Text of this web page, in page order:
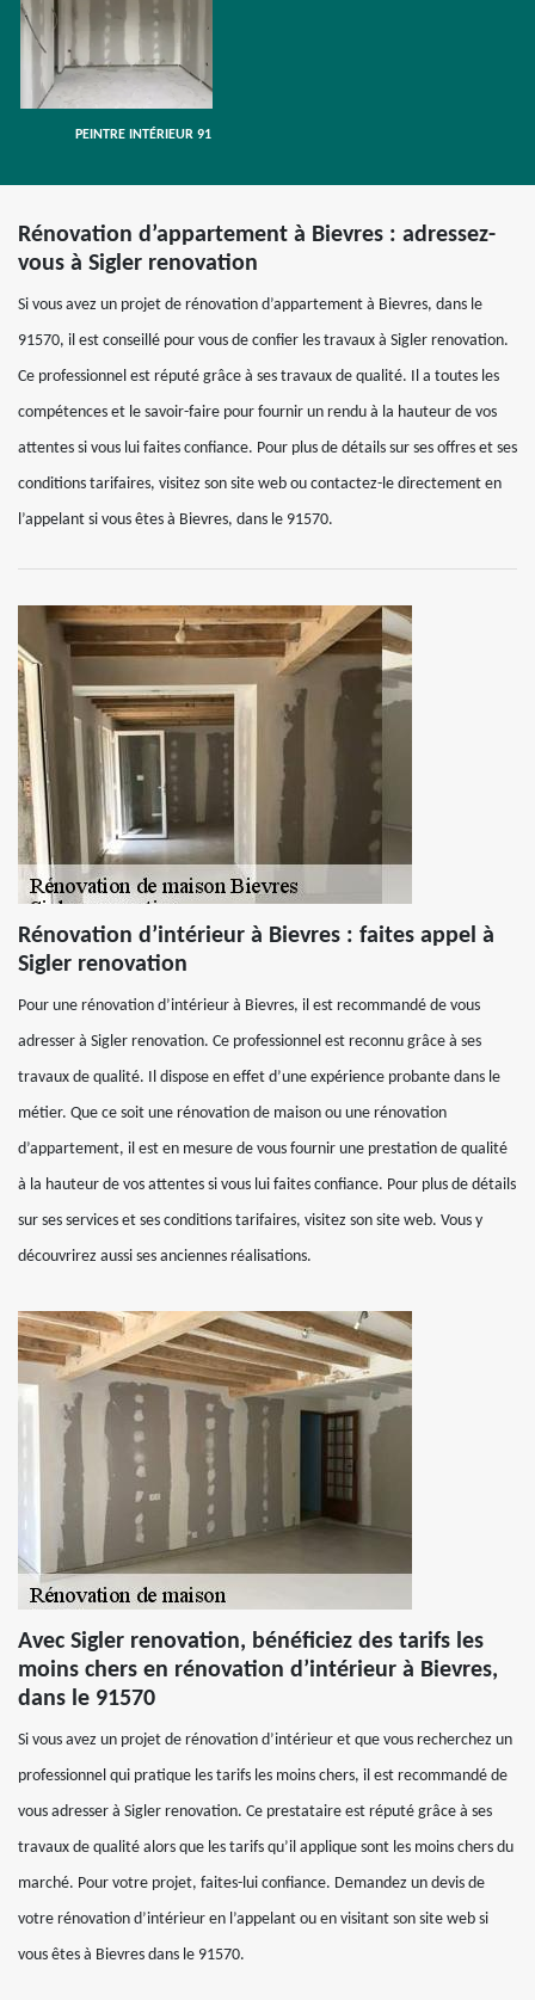
PEINTRE INTÉRIEUR 91
Rénovation d’appartement à Bievres : adressez-
vous à Sigler renovation
Si vous avez un projet de rénovation d’appartement à Bievres, dans le
91570, il est conseillé pour vous de confier les travaux à Sigler renovation.
Ce professionnel est réputé grâce à ses travaux de qualité. Il a toutes les
compétences et le savoir-faire pour fournir un rendu à la hauteur de vos
attentes si vous lui faites confiance. Pour plus de détails sur ses offres et ses
conditions tarifaires, visitez son site web ou contactez-le directement en
l’appelant si vous êtes à Bievres, dans le 91570.
Rénovation d’intérieur à Bievres : faites appel à
Sigler renovation
Pour une rénovation d’intérieur à Bievres, il est recommandé de vous
adresser à Sigler renovation. Ce professionnel est reconnu grâce à ses
travaux de qualité. Il dispose en effet d’une expérience probante dans le
métier. Que ce soit une rénovation de maison ou une rénovation
d’appartement, il est en mesure de vous fournir une prestation de qualité
à la hauteur de vos attentes si vous lui faites confiance. Pour plus de détails
sur ses services et ses conditions tarifaires, visitez son site web. Vous y
découvrirez aussi ses anciennes réalisations.
Avec Sigler renovation, bénéficiez des tarifs les
moins chers en rénovation d’intérieur à Bievres,
dans le 91570
Si vous avez un projet de rénovation d’intérieur et que vous recherchez un
professionnel qui pratique les tarifs les moins chers, il est recommandé de
vous adresser à Sigler renovation. Ce prestataire est réputé grâce à ses
travaux de qualité alors que les tarifs qu’il applique sont les moins chers du
marché. Pour votre projet, faites-lui confiance. Demandez un devis de
votre rénovation d’intérieur en l’appelant ou en visitant son site web si
vous êtes à Bievres dans le 91570.